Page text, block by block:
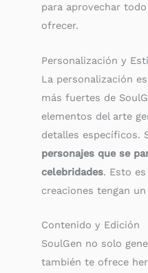
para aprovechar
ofrecer.
Personalización y
La personalización
más fuertes de
elementos del arte
detalles específicos.
personajes que se
celebridades. Esto
creaciones tengan
Contenido y Edición
SoulGen no solo
también te ofrece